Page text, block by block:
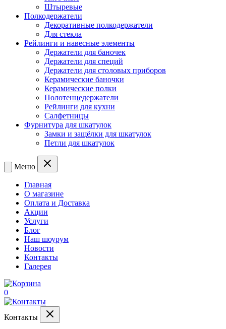
Штыревые
Полкодержатели
Декоративные полкодержатели
Для стекла
Рейлинги и навесные элементы
Держатели для баночек
Держатели для специй
Держатели для столовых приборов
Керамические баночки
Керамические полки
Полотенцедержатели
Рейлинги для кухни
Салфетницы
Фурнитура для шкатулок
Замки и защёлки для шкатулок
Петли для шкатулок
Меню
Главная
О магазине
Оплата и Доставка
Акции
Услуги
Блог
Наш шоурум
Новости
Контакты
Галерея
0
Контакты